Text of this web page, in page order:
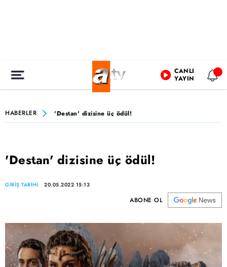
CANLI
YAYIN
HABERLER 'Destan' dizisine üç ödül!
'Destan' dizisine üç ödül!
GİRİŞ TARİHİ: 20.05.2022 15:13
ABONE OL